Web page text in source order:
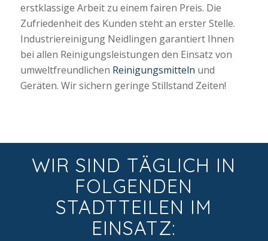
erstklassige Arbeit zu einem fairen Preis. Die
Zufriedenheit des Kunden steht an erster Stelle.
Industriereinigung Neidlingen garantiert Ihnen
bei allen Reinigungsleistungen den Einsatz von
umweltfreundlichen Reinigungsmitteln und
Geräten. Wir sichern geringe Stillstand Zeiten!
WIR SIND TÄGLICH IN
FOLGENDEN
STADTTEILEN IM
EINSATZ: